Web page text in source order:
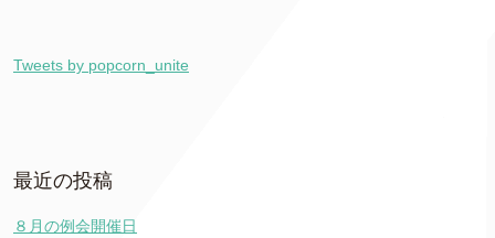
Tweets by popcorn_unite
最近の投稿
８月の例会開催日